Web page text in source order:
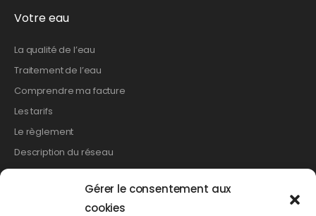
Gérer le consentement aux
cookies
Votre eau
La qualité de l’eau
Traitement de l’eau
Comprendre ma facture
Les tarifs
Le règlement
Description du réseau